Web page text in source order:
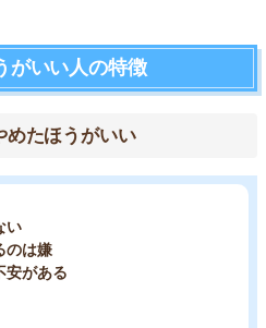
がいい人の特徴
めたほうがいい
い
のは嫌
安がある